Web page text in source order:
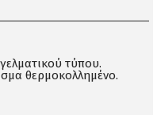
τύπου.
θερμοκολλημένο.